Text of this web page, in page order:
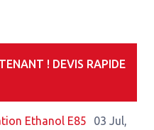
! DEVIS RAPIDE
Ethanol E85
03 Jul,